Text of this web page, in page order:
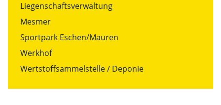
Liegenschaftsverwaltung
Mesmer
Sportpark Eschen/Mauren
Werkhof
Wertstoffsammelstelle / Deponie